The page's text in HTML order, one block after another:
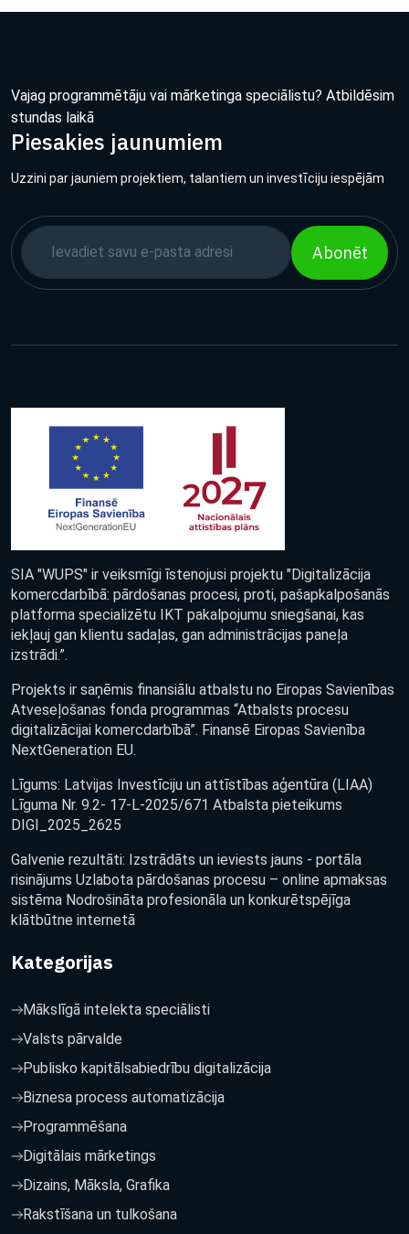
Vajag programmētāju vai mārketinga speciālistu? Atbildēsim
stundas laikā
Piesakies jaunumiem
Uzzini par jauniem projektiem, talantiem un investīciju iespējām
Abonēt
SIA "WUPS" ir veiksmīgi īstenojusi projektu "Digitalizācija
komercdarbībā: pārdošanas procesi, proti, pašapkalpošanās
platforma specializētu IKT pakalpojumu sniegšanai, kas
iekļauj gan klientu sadaļas, gan administrācijas paneļa
izstrādi.”.
Projekts ir saņēmis finansiālu atbalstu no Eiropas Savienības
Atveseļošanas fonda programmas “Atbalsts procesu
digitalizācijai komercdarbībā”. Finansē Eiropas Savienība
NextGeneration EU.
Līgums: Latvijas Investīciju un attīstības aģentūra (LIAA)
Līguma Nr. 9.2- 17-L-2025/671 Atbalsta pieteikums
DIGI_2025_2625
Galvenie rezultāti: Izstrādāts un ieviests jauns - portāla
risinājums Uzlabota pārdošanas procesu – online apmaksas
sistēma Nodrošināta profesionāla un konkurētspējīga
klātbūtne internetā
Kategorijas
Mākslīgā intelekta speciālisti
Valsts pārvalde
Publisko kapitālsabiedrību digitalizācija
Biznesa process automatizācija
Programmēšana
Digitālais mārketings
Dizains, Māksla, Grafika
Rakstīšana un tulkošana